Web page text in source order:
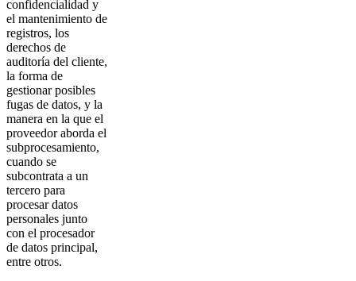
confidencialidad y
el mantenimiento de
registros, los
derechos de
auditoría del cliente,
la forma de
gestionar posibles
fugas de datos, y la
manera en la que el
proveedor aborda el
subprocesamiento,
cuando se
subcontrata a un
tercero para
procesar datos
personales junto
con el procesador
de datos principal,
entre otros.